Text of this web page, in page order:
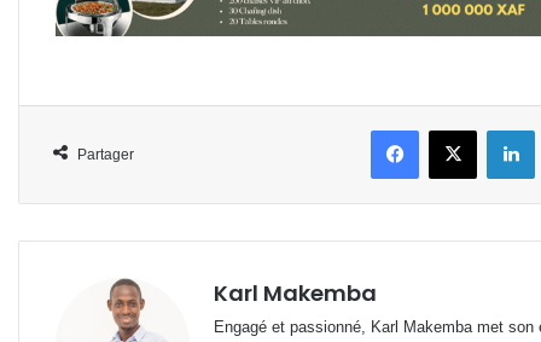
Partager
FacebookX
Karl Makemba
Engagé et passionné, Karl Makemba met